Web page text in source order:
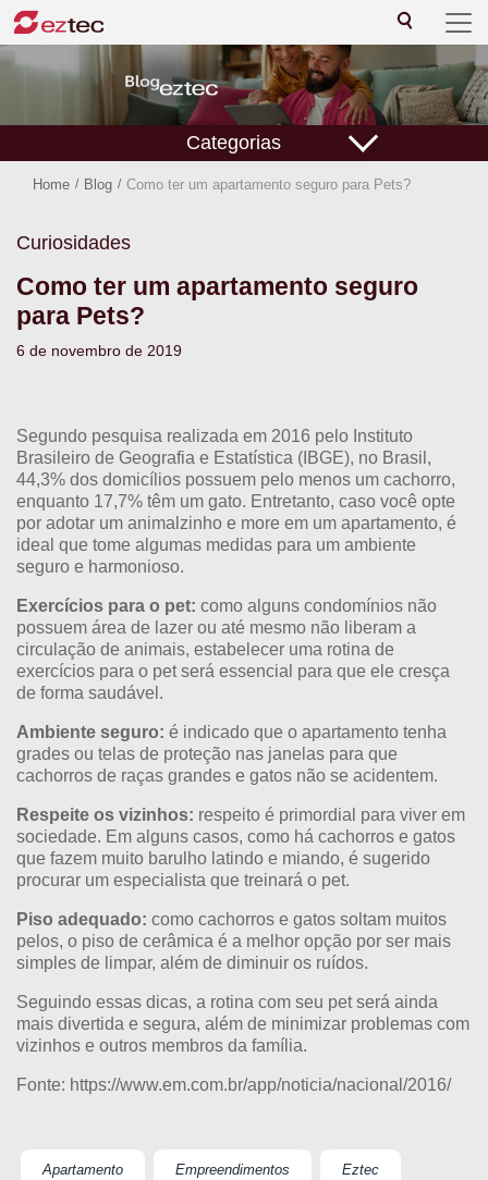
Categorias
Home / Blog / Como ter um apartamento seguro para Pets?
Curiosidades
Como ter um apartamento seguro
para Pets?
6 de novembro de 2019
Segundo pesquisa realizada em 2016 pelo Instituto
Brasileiro de Geografia e Estatística (IBGE), no Brasil,
44,3% dos domicílios possuem pelo menos um cachorro,
enquanto 17,7% têm um gato. Entretanto, caso você opte
por adotar um animalzinho e more em um apartamento, é
ideal que tome algumas medidas para um ambiente
seguro e harmonioso.
Exercícios para o pet: como alguns condomínios não
possuem área de lazer ou até mesmo não liberam a
circulação de animais, estabelecer uma rotina de
exercícios para o pet será essencial para que ele cresça
de forma saudável.
Ambiente seguro: é indicado que o apartamento tenha
grades ou telas de proteção nas janelas para que
cachorros de raças grandes e gatos não se acidentem.
Respeite os vizinhos: respeito é primordial para viver em
sociedade. Em alguns casos, como há cachorros e gatos
que fazem muito barulho latindo e miando, é sugerido
procurar um especialista que treinará o pet.
Piso adequado: como cachorros e gatos soltam muitos
pelos, o piso de cerâmica é a melhor opção por ser mais
simples de limpar, além de diminuir os ruídos.
Seguindo essas dicas, a rotina com seu pet será ainda
mais divertida e segura, além de minimizar problemas com
vizinhos e outros membros da família.
Fonte: https://www.em.com.br/app/noticia/nacional/2016/
Apartamento Empreendimentos Eztec